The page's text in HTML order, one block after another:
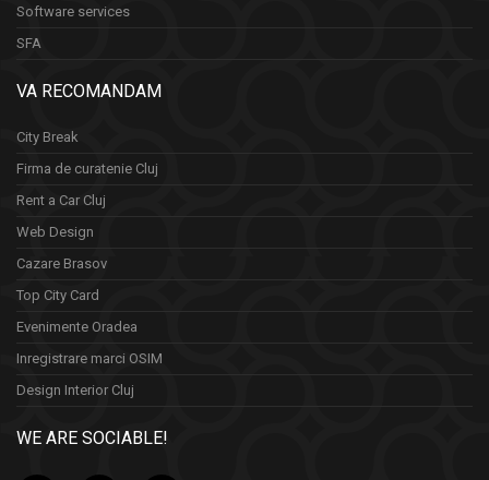
Software services
SFA
VA RECOMANDAM
City Break
Firma de curatenie Cluj
Rent a Car Cluj
Web Design
Cazare Brasov
Top City Card
Evenimente Oradea
Inregistrare marci OSIM
Design Interior Cluj
WE ARE SOCIABLE!